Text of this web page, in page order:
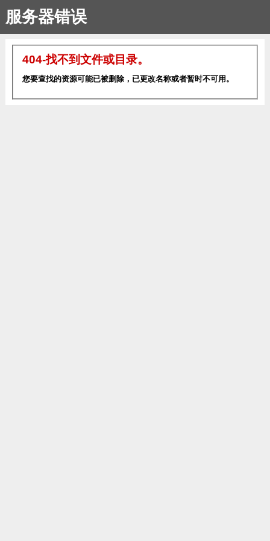
服务器错误
404-找不到文件或目录。
您要查找的资源可能已被删除，已更改名称或者暂时不可用。